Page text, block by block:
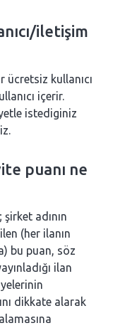
iletişim
ücretsiz kullanıcı
içerir.
istediginiz
puanı ne
adının
(her ilanın
bu puan, söz
ilan
dikkate alarak